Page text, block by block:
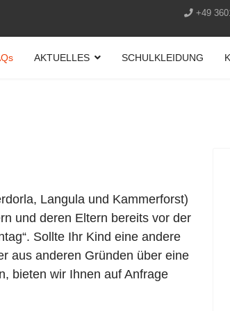
+49
AKTUELLES SCHULKLEIDUNG
Langula und Kammerforst)
und deren Eltern bereits vor der
Sollte Ihr Kind eine andere
aus anderen Gründen über eine
bieten wir Ihnen auf Anfrage